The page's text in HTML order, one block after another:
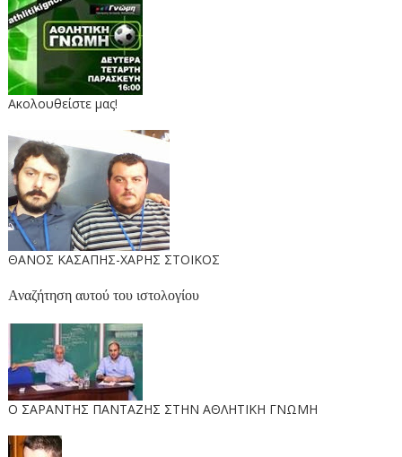
Ακολουθείστε μας!
ΘΑΝΟΣ ΚΑΣΑΠΗΣ-ΧΑΡΗΣ ΣΤΟΙΚΟΣ
Αναζήτηση αυτού του ιστολογίου
O ΣΑΡΑΝΤΗΣ ΠΑΝΤΑΖΗΣ ΣΤΗΝ ΑΘΛΗΤΙΚΗ ΓΝΩΜΗ